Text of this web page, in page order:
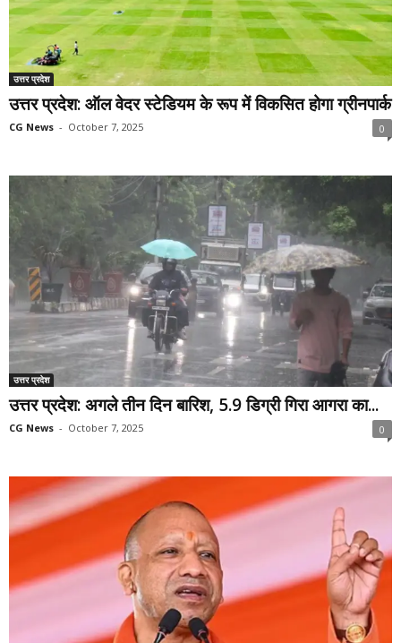
उत्तर प्रदेश
उत्तर प्रदेश: ऑल वेदर स्टेडियम के रूप में विकसित होगा ग्रीनपार्क
CG News - October 7, 2025 0
उत्तर प्रदेश
उत्तर प्रदेश: अगले तीन दिन बारिश, 5.9 डिग्री गिरा आगरा का...
CG News - October 7, 2025 0